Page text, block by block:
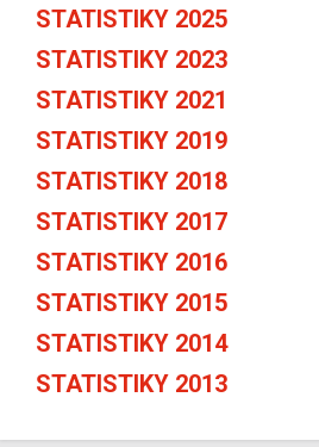
STATISTIKY 2025
STATISTIKY 2023
STATISTIKY 2021
STATISTIKY 2019
STATISTIKY 2018
STATISTIKY 2017
STATISTIKY 2016
STATISTIKY 2015
STATISTIKY 2014
STATISTIKY 2013